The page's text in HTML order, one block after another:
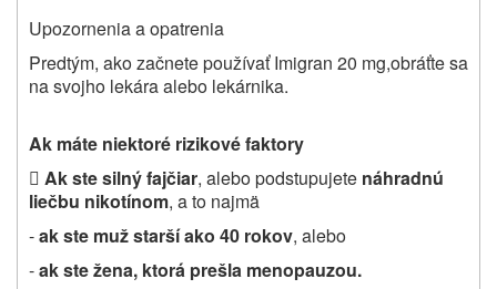
Upozornenia a opatrenia
Predtým, ako začnete používať Imigran 20 mg,obráťte sa
na svojho lekára alebo lekárnika.
Ak máte niektoré rizikové faktory
 Ak ste silný fajčiar, alebo podstupujete náhradnú
liečbu nikotínom, a to najmä
-ak ste muž starší ako 40 rokov, alebo
-ak ste žena, ktorá prešla menopauzou.